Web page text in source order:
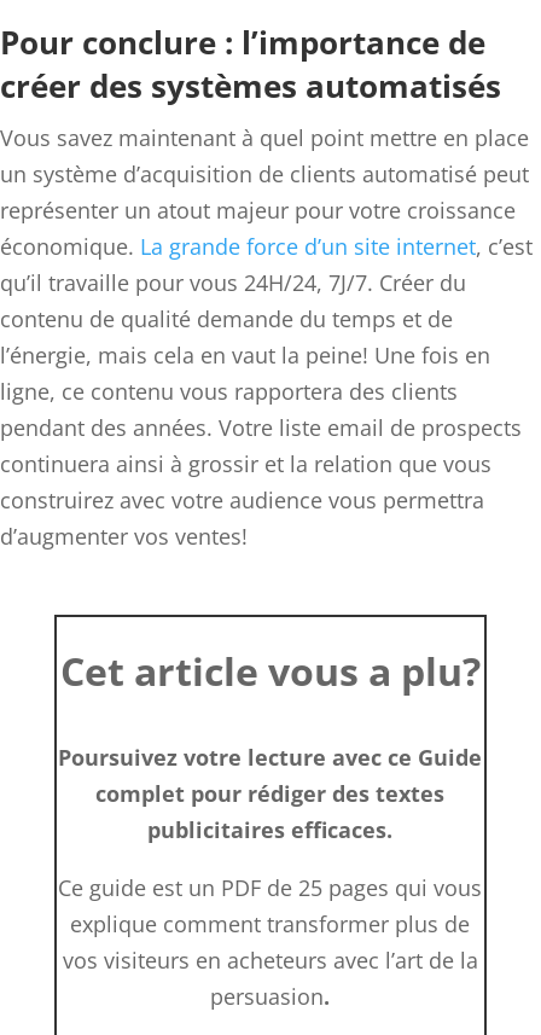
Pour conclure : l’importance de
créer des systèmes automatisés
Vous savez maintenant à quel point mettre en place
un système d’acquisition de clients automatisé peut
représenter un atout majeur pour votre croissance
économique. La grande force d’un site internet, c’est
qu’il travaille pour vous 24H/24, 7J/7. Créer du
contenu de qualité demande du temps et de
l’énergie, mais cela en vaut la peine! Une fois en
ligne, ce contenu vous rapportera des clients
pendant des années. Votre liste email de prospects
continuera ainsi à grossir et la relation que vous
construirez avec votre audience vous permettra
d’augmenter vos ventes!
Cet article vous a plu?
Poursuivez votre lecture avec ce Guide
complet pour rédiger des textes
publicitaires efficaces.
Ce guide est un PDF de 25 pages qui vous
explique comment transformer plus de
vos visiteurs en acheteurs avec l’art de la
persuasion.